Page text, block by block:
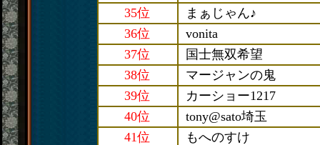
35位
まぁじゃん♪
36位
vonita
37位
国士無双希望
38位
マージャンの鬼
39位
カーショー1217
40位
tony@sato埼玉
41位
もへのすけ